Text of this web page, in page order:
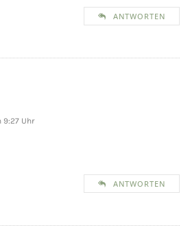
ANTWORTEN
9:27 Uhr
ANTWORTEN